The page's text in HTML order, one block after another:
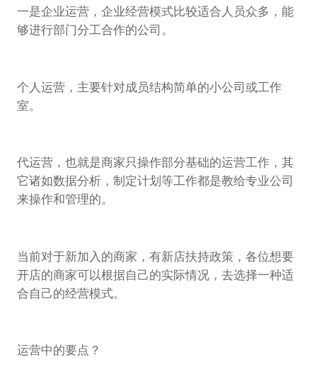
一是企业运营，企业经营模式比较适合人员众多，能
够进行部门分工合作的公司。
个人运营，主要针对成员结构简单的小公司或工作
室。
代运营，也就是商家只操作部分基础的运营工作，其
它诸如数据分析，制定计划等工作都是教给专业公司
来操作和管理的。
当前对于新加入的商家，有新店扶持政策，各位想要
开店的商家可以根据自己的实际情况，去选择一种适
合自己的经营模式。
运营中的要点？